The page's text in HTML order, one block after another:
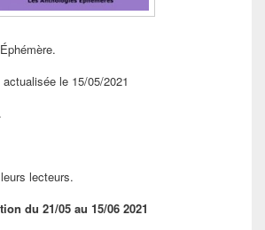
actualisée le 15/05/2021
.
lecteurs.
du 21/05 au 15/06 2021